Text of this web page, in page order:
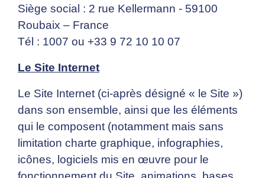
Siège social : 2 rue Kellermann - 59100
Roubaix – France
Tél : 1007 ou +33 9 72 10 10 07
Le Site Internet
Le Site Internet (ci-après désigné « le Site »)
dans son ensemble, ainsi que les éléments
qui le composent (notamment mais sans
limitation charte graphique, infographies,
icônes, logiciels mis en œuvre pour le